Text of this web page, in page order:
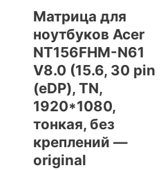
Матрица для
ноутбуков Acer
NT156FHM-N61
V8.0 (15.6, 30 pin
(eDP), TN,
1920*1080,
тонкая, без
креплений —
original